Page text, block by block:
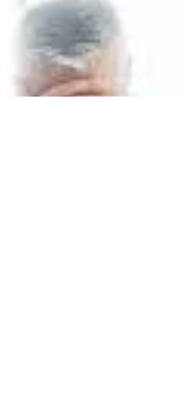
7 déc. 2025
comment devenir plus
efficace à gérer notre vie et
ne pas la subir